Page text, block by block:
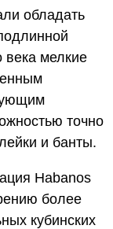
обладать
века мелкие
точно
и банты.
Habanos
более
кубинских